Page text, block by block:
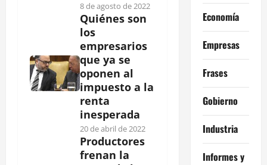
8 de agosto de 2022
Quiénes son
los
empresarios
que ya se
oponen al
impuesto a la
renta
inesperada
20 de abril de 2022
Productores
frenan la
Economía
Empresas
Frases
Gobierno
Industria
Informes y